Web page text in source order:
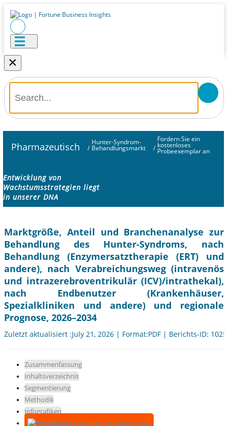
×
Pharmazeutisch /
Hunter-Syndrom-
Behandlungsmarkt /
Fordern Sie ein
kostenloses
Probeexemplar an
Entwicklung von
Wachstumsstrategien liegt
in unserer DNA
Marktgröße, Anteil und Branchenanalyse zur
Behandlung des Hunter-Syndroms, nach
Behandlung (Enzymersatztherapie (ERT) und
andere), nach Verabreichungsweg (intravenös
und intrazerebroventrikulär (ICV)/intrathekal),
nach Endbenutzer (Krankenhäuser,
Spezialkliniken und andere) und regionale
Prognose, 2026–2034
Zuletzt aktualisiert :July 21, 2026 | Format:PDF | Berichts-ID:
Zusammenfassung
Inhaltsverzeichnis
Segmentierung
Methodik
Infografiken
Gratis-PDF herunterladen